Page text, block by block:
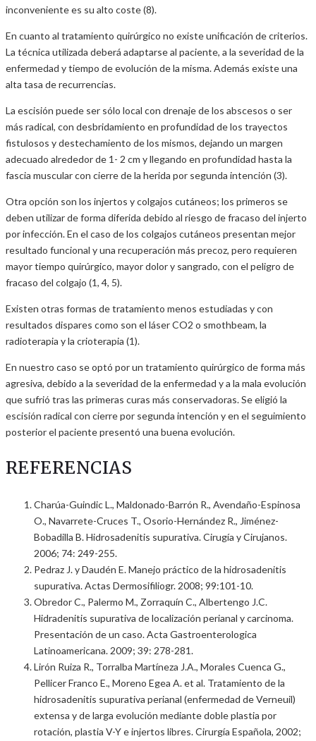
inconveniente es su alto coste (8).
En cuanto al tratamiento quirúrgico no existe unificación de criterios.
La técnica utilizada deberá adaptarse al paciente, a la severidad de la
enfermedad y tiempo de evolución de la misma. Además existe una
alta tasa de recurrencias.
La escisión puede ser sólo local con drenaje de los abscesos o ser
más radical, con desbridamiento en profundidad de los trayectos
fistulosos y destechamiento de los mismos, dejando un margen
adecuado alrededor de 1- 2 cm y llegando en profundidad hasta la
fascia muscular con cierre de la herida por segunda intención (3).
Otra opción son los injertos y colgajos cutáneos; los primeros se
deben utilizar de forma diferida debido al riesgo de fracaso del injerto
por infección. En el caso de los colgajos cutáneos presentan mejor
resultado funcional y una recuperación más precoz, pero requieren
mayor tiempo quirúrgico, mayor dolor y sangrado, con el peligro de
fracaso del colgajo (1, 4, 5).
Existen otras formas de tratamiento menos estudiadas y con
resultados dispares como son el láser CO2 o smothbeam, la
radioterapia y la crioterapia (1).
En nuestro caso se optó por un tratamiento quirúrgico de forma más
agresiva, debido a la severidad de la enfermedad y a la mala evolución
que sufrió tras las primeras curas más conservadoras. Se eligió la
escisión radical con cierre por segunda intención y en el seguimiento
posterior el paciente presentó una buena evolución.
REFERENCIAS
Charúa-Guindic L., Maldonado-Barrón R., Avendaño-Espinosa
O., Navarrete-Cruces T., Osorio-Hernández R., Jiménez-
Bobadilla B. Hidrosadenitis supurativa. Cirugía y Cirujanos.
2006; 74: 249-255.
Pedraz J. y Daudén E. Manejo práctico de la hidrosadenitis
supurativa. Actas Dermosifiliogr. 2008; 99:101-10.
Obredor C., Palermo M., Zorraquín C., Albertengo J.C.
Hidradenitis supurativa de localización perianal y carcinoma.
Presentación de un caso. Acta Gastroenterologica
Latinoamericana. 2009; 39: 278-281.
Lirón Ruiza R., Torralba Martíneza J.A., Morales Cuenca G.,
Pellicer Franco E., Moreno Egea A. et al. Tratamiento de la
hidrosadenitis supurativa perianal (enfermedad de Verneuil)
extensa y de larga evolución mediante doble plastia por
rotación, plastia V-Y e injertos libres. Cirurgía Española, 2002;